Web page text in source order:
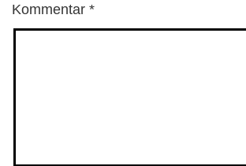
Kommentar *